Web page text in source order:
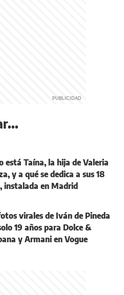
está Taína, la hija de Valeria
y a qué se dedica a sus 18
instalada en Madrid
virales de Iván de Pineda
19 años para Dolce &
y Armani en Vogue